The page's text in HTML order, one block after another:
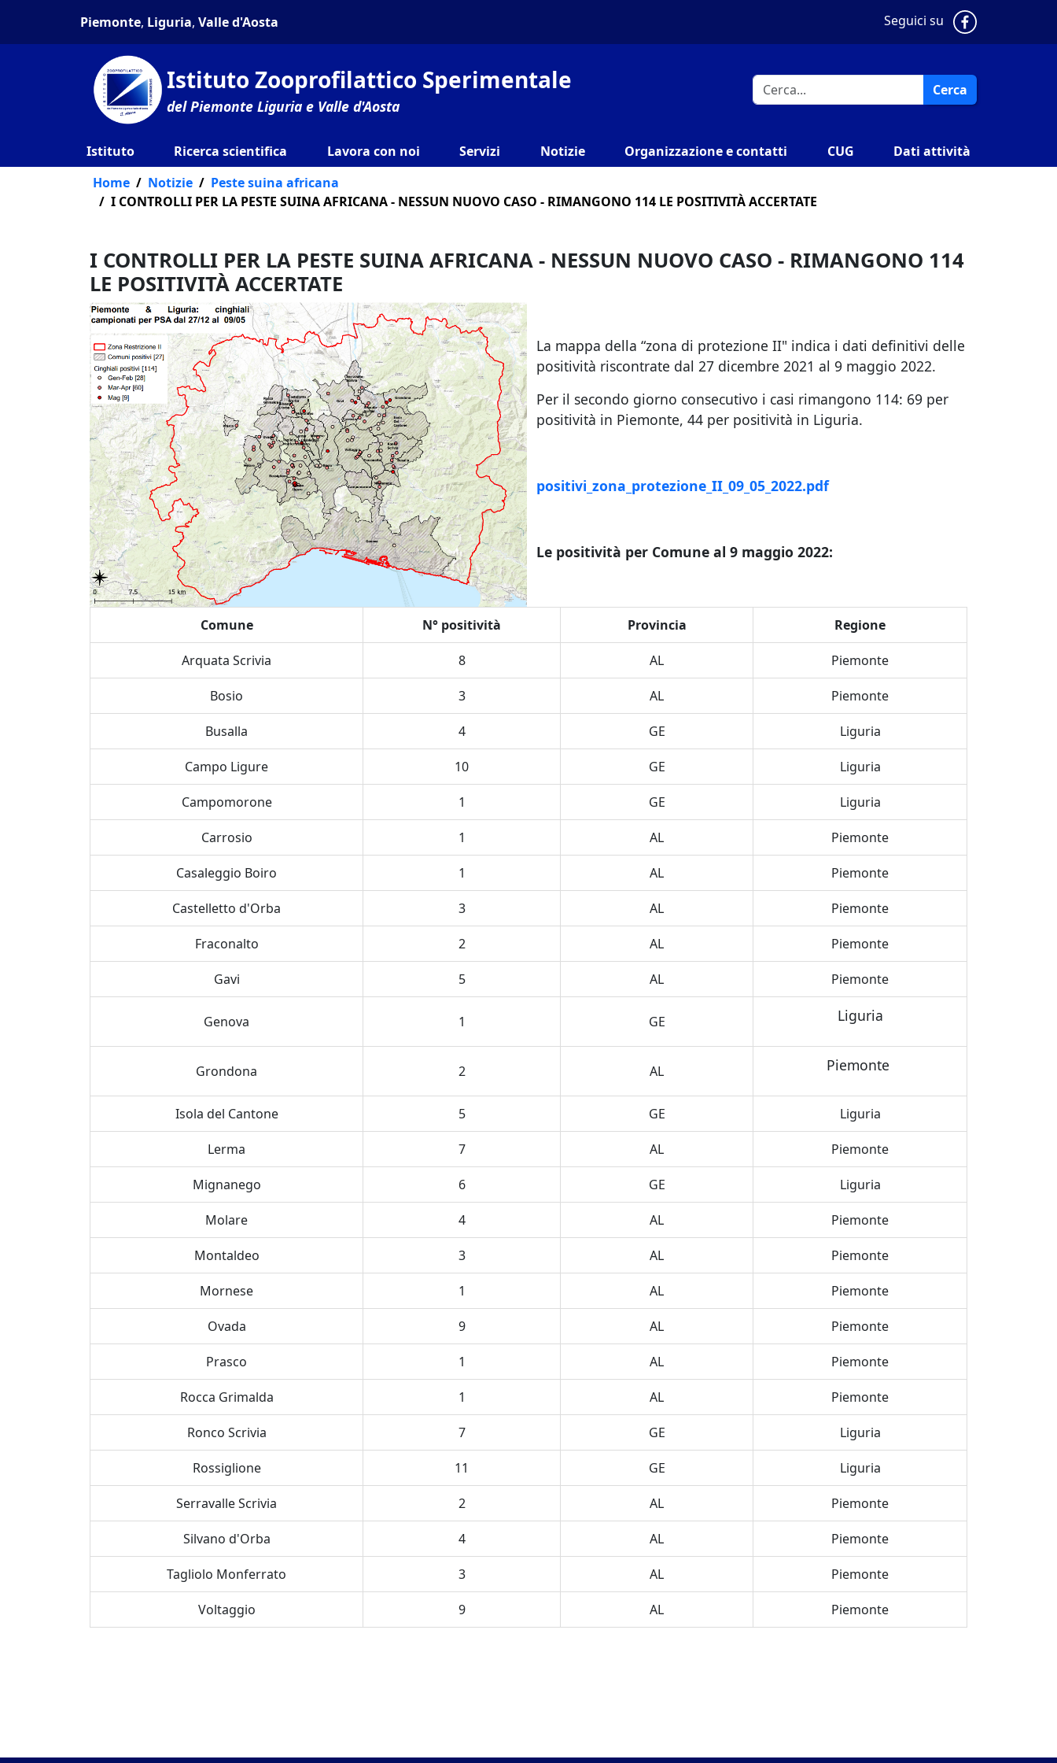
Piemonte, Liguria, Valle d'Aosta Seguici su Pagina
Istituto Zooprofilattico Sperimentale
del Piemonte Liguria e Valle d'Aosta
Cerca
Istituto Ricerca scientifica Lavora con noi Servizi Notizie Organizzazione e contatti CUG
Dati attività
Home
Notizie
Peste suina africana
I CONTROLLI PER LA PESTE SUINA AFRICANA - NESSUN NUOVO CASO - RIMANGONO 114 LE POSITIVITÀ ACCERTATE
I CONTROLLI PER LA PESTE SUINA AFRICANA - NESSUN NUOVO CASO - RIMANGONO 114
LE POSITIVITÀ ACCERTATE
La mappa della “zona di protezione II" indica i dati definitivi delle
positività riscontrate dal 27 dicembre 2021 al 9 maggio 2022.
Per il secondo giorno consecutivo i casi rimangono 114: 69 per
positività in Piemonte, 44 per positività in Liguria.
positivi_zona_protezione_II_09_05_2022.pdf
Le positività per Comune al 9 maggio 2022:
Comune N° positività Provincia Regione
Arquata Scrivia 8 AL Piemonte
Bosio 3 AL Piemonte
Busalla 4 GE Liguria
Campo Ligure 10 GE Liguria
Campomorone 1 GE Liguria
Carrosio 1 AL Piemonte
Casaleggio Boiro 1 AL Piemonte
Castelletto d'Orba 3 AL Piemonte
Fraconalto 2 AL Piemonte
Gavi 5 AL Piemonte
Genova 1 GE Liguria
Grondona 2 AL Piemonte
Isola del Cantone 5 GE Liguria
Lerma 7 AL Piemonte
Mignanego 6 GE Liguria
Molare 4 AL Piemonte
Montaldeo 3 AL Piemonte
Mornese 1 AL Piemonte
Ovada 9 AL Piemonte
Prasco 1 AL Piemonte
Rocca Grimalda 1 AL Piemonte
Ronco Scrivia 7 GE Liguria
Rossiglione 11 GE Liguria
Serravalle Scrivia 2 AL Piemonte
Silvano d'Orba 4 AL Piemonte
Tagliolo Monferrato 3 AL Piemonte
Voltaggio 9 AL Piemonte